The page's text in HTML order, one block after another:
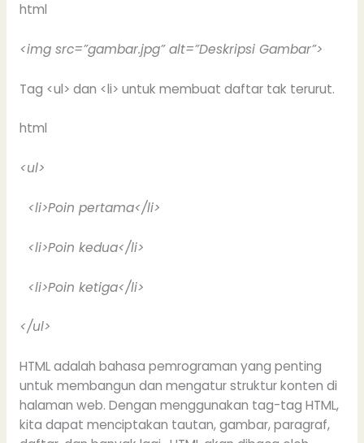
html
<img src=”gambar.jpg” alt=”Deskripsi Gambar”>
Tag <ul> dan <li> untuk membuat daftar tak terurut.
html
<ul>
<li>Poin pertama</li>
<li>Poin kedua</li>
<li>Poin ketiga</li>
</ul>
HTML adalah bahasa pemrograman yang penting
untuk membangun dan mengatur struktur konten di
halaman web. Dengan menggunakan tag-tag HTML,
kita dapat menciptakan tautan, gambar, paragraf,